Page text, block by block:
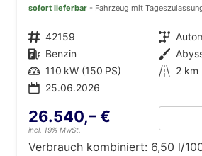
sofort lieferbar Fahrzeug mit
Fahrzeugnr. 42159 Getriebe
Kraftstoff Benzin Außenfarbe
Leistung 110 kW (150 PS) Kilometerstand 2 km
25.06.2026
26.540,– €
incl. 19% MwSt.
Verbrauch kombiniert: 6,50 l/